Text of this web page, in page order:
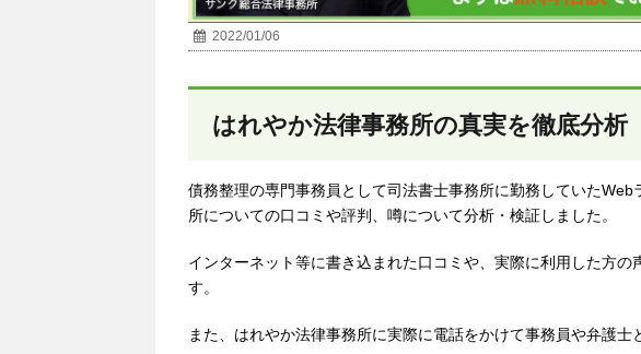
2022/01/06
はれやか法律事務所の真実を徹底分析
債務整理の専門事務員として司法書士事務所に勤務していた
所についての口コミや評判、噂について分析・検証しました。
インターネット等に書き込まれた口コミや、実際に利用した方の
す。
また、はれやか法律事務所に実際に電話をかけて事務員や弁護士